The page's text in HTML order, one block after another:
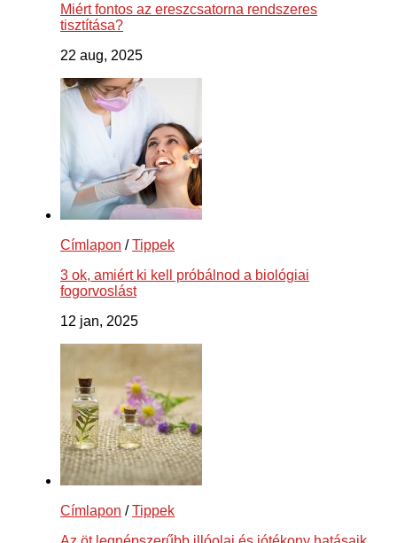
Miért fontos az ereszcsatorna rendszeres
tisztítása?
22 aug, 2025
Címlapon /Tippek
3 ok, amiért ki kell próbálnod a biológiai
fogorvoslást
12 jan, 2025
Címlapon /Tippek